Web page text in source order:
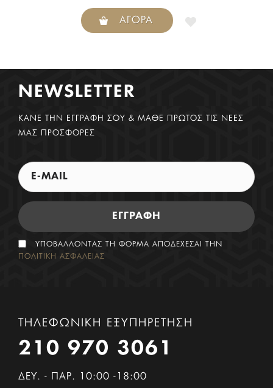
ΑΓΟΡΆ
NEWSLETTER
ΚΑΝΕ ΤΗΝ ΕΓΓΡΑΦΗ ΣΟΥ & ΜΑΘΕ ΠΡΩΤΟΣ ΤΙΣ ΝΕΕΣ
ΜΑΣ ΠΡΟΣΦΟΡΕΣ
ΕΓΓΡΑΦΗ
ΥΠΟΒΑΛΛΟΝΤΑΣ ΤΗ ΦΟΡΜΑ ΑΠΟΔΕΧΕΣΑΙ ΤΗΝ
ΠΟΛΙΤΙΚΗ ΑΣΦΑΛΕΙΑΣ
ΤΗΛΕΦΩΝΙΚΗ ΕΞΥΠΗΡΕΤΗΣΗ
210 970 3061
ΔΕΥ. - ΠΑΡ. 10:00 -18:00